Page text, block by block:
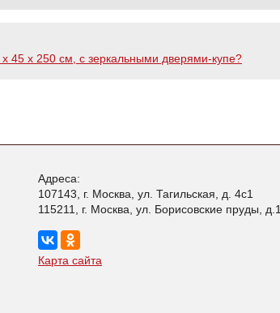
45 х 250 см, с зеркальными дверями-купе?
Адреса:
107143, г. Москва, ул. Тагильская, д. 4с1
115211, г. Москва, ул. Борисовские пруды, д.1
Карта сайта